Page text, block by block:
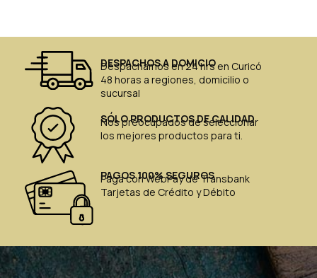
DESPACHOS A DOMICIO
Despachamos en 24 hrs en Curicó
48 horas a regiones, domicilio o
sucursal
SÓLO PRODUCTOS DE CALIDAD
Nos preocupados de seleccionar
los mejores productos para ti.
PAGOS 100% SEGUROS
Paga con WebPay de Transbank
Tarjetas de Crédito y Débito